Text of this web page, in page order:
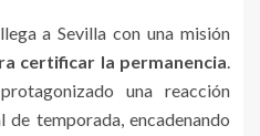
a Sevilla con una misión
certificar la permanencia.
una reacción
temporada, encadenando